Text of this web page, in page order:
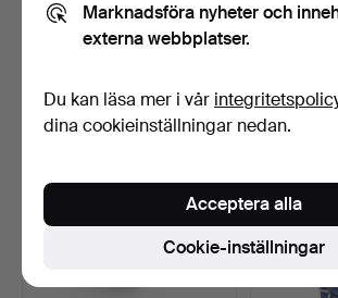
14 timmar
15 timmar
Marknadsföra nyheter och
externa webbplatser.
Du kan läsa mer i vår
dina cookieinställningar nedan.
Cookie-inställningar
Acceptera alla